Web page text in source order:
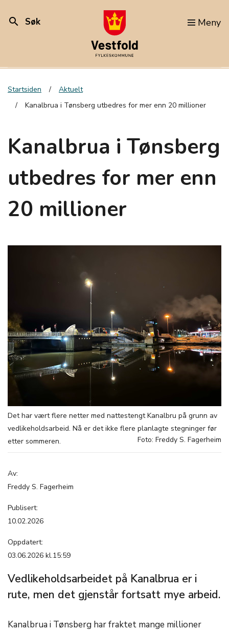
search Søk Meny
Startsiden
Aktuelt
Kanalbrua i Tønsberg utbedres for mer enn 20 millioner
Kanalbrua i Tønsberg
utbedres for mer enn
20 millioner
Det har vært flere netter med nattestengt Kanalbru på grunn av
vedlikeholdsarbeid. Nå er det ikke flere planlagte stegninger før
etter sommeren.
Foto: Freddy S. Fagerheim
Av:
Freddy S. Fagerheim
Publisert:
10.02.2026
Oppdatert:
03.06.2026 kl.15:59
Vedlikeholdsarbeidet på Kanalbrua er i
rute, men det gjenstår fortsatt mye arbeid.
Kanalbrua i Tønsberg har fraktet mange millioner